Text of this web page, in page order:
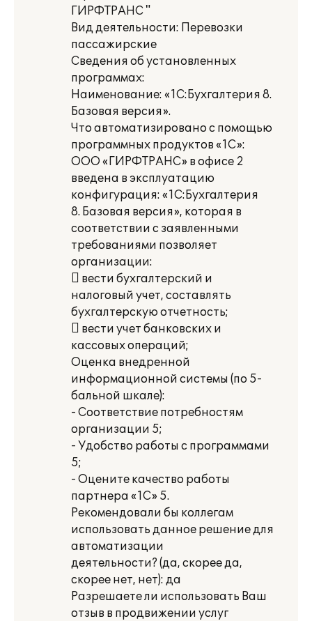
ГИРФТРАНС "
Вид деятельности: Перевозки
пассажирские
Сведения об установленных
программах:
Наименование: «1C:Бухгалтерия 8.
Базовая версия».
Что автоматизировано с помощью
программных продуктов «1С»:
ООО «ГИРФТРАНС» в офисе 2
введена в эксплуатацию
конфигурация: «1C:Бухгалтерия
8. Базовая версия», которая в
соответствии с заявленными
требованиями позволяет
организации:
 вести бухгалтерский и
налоговый учет, составлять
бухгалтерскую отчетность;
 вести учет банковских и
кассовых операций;
Оценка внедренной
информационной системы (по 5-
бальной шкале):
- Соответствие потребностям
организации 5;
- Удобство работы с программами
5;
- Оцените качество работы
партнера «1С» 5.
Рекомендовали бы коллегам
использовать данное решение для
автоматизации
деятельности? (да, скорее да,
скорее нет, нет): да
Разрешаете ли использовать Ваш
отзыв в продвижении услуг